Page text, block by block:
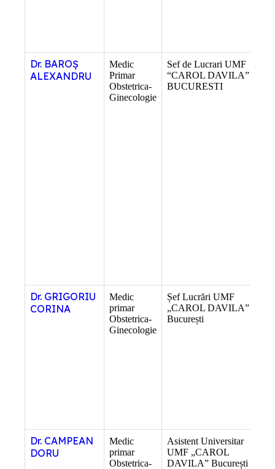
Dr. BAROȘ
ALEXANDRU
Medic
Primar
Obstetrica-
Ginecologie
Sef de Lucrari UMF
“CAROL DAVILA”
BUCURESTI
Dr. GRIGORIU
CORINA
Medic
primar
Obstetrica-
Ginecologie
Șef Lucrări UMF
„CAROL DAVILA”
București
Dr. CAMPEAN
DORU
Medic
primar
Obstetrica-
Asistent Universitar
UMF „CAROL
DAVILA” București